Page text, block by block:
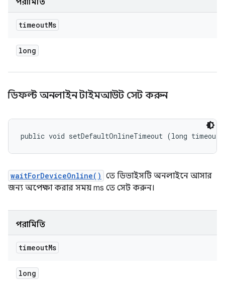
পরামিতি
timeoutMs
long
ডিফল্ট অনলাইন টাইমআউট সেট করুন
public void setDefaultOnlineTimeout (long
waitForDeviceOnline() তে ডিভাইসটি অনলাইনে আসার
জন্য অপেক্ষা করার সময় ms তে সেট করুন।
পরামিতি
timeoutMs
long